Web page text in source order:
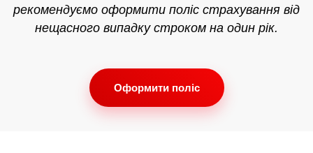
рекомендуємо оформити поліс страхування від
нещасного випадку строком на один рік.
Оформити поліс